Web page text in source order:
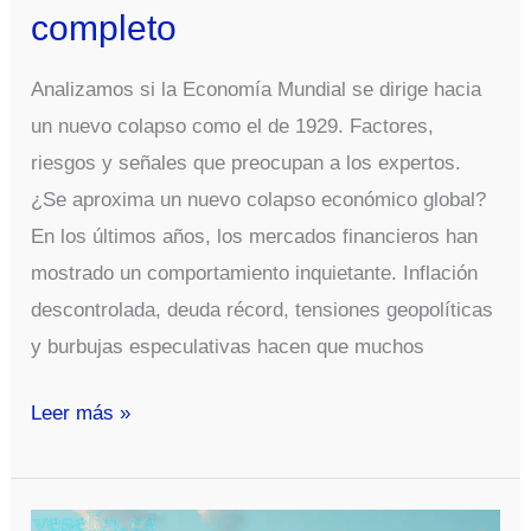
completo
Analizamos si la Economía Mundial se dirige hacia
un nuevo colapso como el de 1929. Factores,
riesgos y señales que preocupan a los expertos.
¿Se aproxima un nuevo colapso económico global?
En los últimos años, los mercados financieros han
mostrado un comportamiento inquietante. Inflación
descontrolada, deuda récord, tensiones geopolíticas
y burbujas especulativas hacen que muchos
¿Está
Economía
Mundial
Leer más »